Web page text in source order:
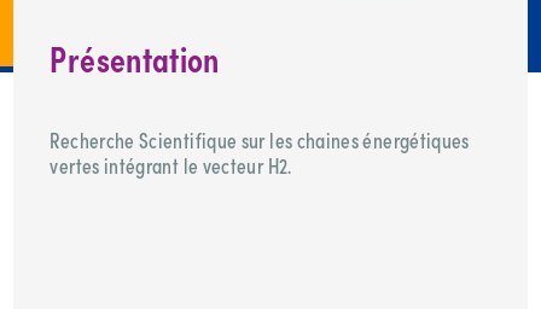
Présentation
Recherche Scientifique sur les chaines énergétiques
vertes intégrant le vecteur H2.